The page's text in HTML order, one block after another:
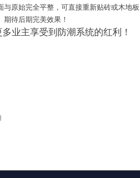
与原始完全平整，可直接重新贴砖或木地板
期待后期完美效果！
业主享受到防潮系统的红利！